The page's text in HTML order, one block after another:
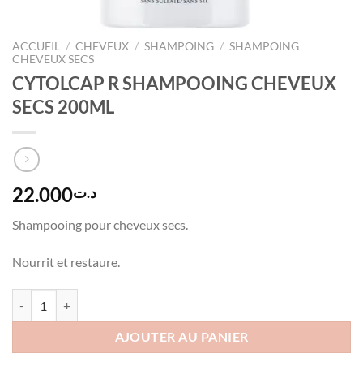
ACCUEIL / CHEVEUX / SHAMPOING / SHAMPOING
CHEVEUX SECS
CYTOLCAP R SHAMPOOING CHEVEUX
SECS 200ML
د.ت22.000
Shampooing pour cheveux secs.
Nourrit et restaure.
AJOUTER AU PANIER